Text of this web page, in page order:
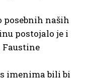
posebnih naših
postojalo je i
Faustine
imenima bili bi